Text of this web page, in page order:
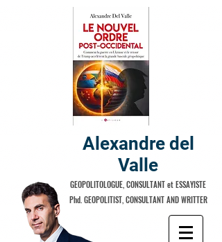
Alexandre del
Valle
GEOPOLITOLOGUE, CONSULTANT et ESSAYISTE
Phd. GEOPOLITIST, CONSULTANT AND WRITTER